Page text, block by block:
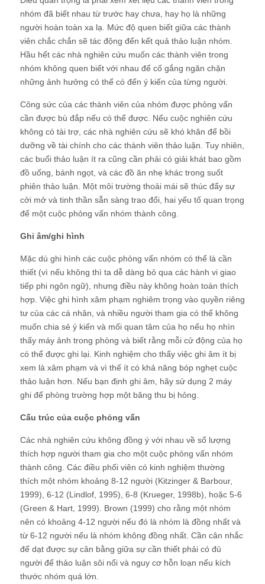
nhóm đã biết nhau từ trước hay chưa, hay họ là những
người hoàn toàn xa lạ. Mức độ quen biết giữa các thành
viên chắc chắn sẽ tác động đến kết quả thảo luận nhóm.
Hầu hết các nhà nghiên cứu muốn các thành viên trong
nhóm không quen biết với nhau để cố gắng ngăn chặn
những ảnh hưởng có thể có đến ý kiến của từng người.
Công sức của các thành viên của nhóm được phỏng vấn
cần được bù đắp nếu có thể được. Nếu cuộc nghiên cứu
không có tài trợ, các nhà nghiên cứu sẽ khó khăn để bồi
dưỡng về tài chính cho các thành viên thảo luận. Tuy nhiên,
các buổi thảo luận ít ra cũng cần phải có giải khát bao gồm
đồ uống, bánh ngọt, và các đồ ăn nhẹ khác trong suốt
phiên thảo luận. Một môi trường thoải mái sẽ thúc đẩy sự
cởi mở và tinh thần sẵn sàng trao đổi, hai yếu tố quan trọng
để một cuộc phỏng vấn nhóm thành công.
Ghi âm/ghi hình
Mặc dù ghi hình các cuộc phỏng vấn nhóm có thể là cần
thiết (vì nếu không thì ta dễ dàng bỏ qua các hành vi giao
tiếp phi ngôn ngữ), nhưng điều này không hoàn toàn thích
hợp. Việc ghi hình xâm phạm nghiêm trọng vào quyền riêng
tư của các cá nhân, và nhiều người tham gia có thể không
muốn chia sẻ ý kiến và mối quan tâm của họ nếu họ nhìn
thấy máy ảnh trong phòng và biết rằng mỗi cử động của họ
có thể được ghi lại. Kinh nghiệm cho thấy việc ghi âm ít bị
xem là xâm phạm và vì thế ít có khả năng bóp nghẹt cuộc
thảo luận hơn. Nếu bạn định ghi âm, hãy sử dụng 2 máy
ghi để phòng trường hợp một băng thu bị hỏng.
Cấu trúc của cuộc phỏng vấn
Các nhà nghiên cứu không đồng ý với nhau về số lượng
thích hợp người tham gia cho một cuộc phỏng vấn nhóm
thành công. Các điều phối viên có kinh nghiệm thường
thích một nhóm khoảng 8-12 người (Kitzinger & Barbour,
1999), 6-12 (Lindlof, 1995), 6-8 (Krueger, 1998b), hoặc 5-6
(Green & Hart, 1999). Brown (1999) cho rằng một nhóm
nên có khoảng 4-12 người nếu đó là nhóm là đồng nhất và
từ 6-12 người nếu là nhóm không đồng nhất. Cần cân nhắc
để dạt được sự cân bằng giữa sự cần thiết phải có đủ
người để thảo luận sôi nổi và nguy cơ hỗn loạn nếu kích
thước nhóm quá lớn.